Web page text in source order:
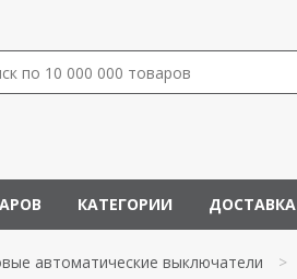
КАТЕГОРИИ ДОСТАВКА
автоматические выключатели >